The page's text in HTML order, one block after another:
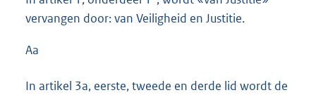
vervangen door: van Veiligheid en Justitie.
Aa
In artikel 3a, eerste, tweede en derde lid wordt de